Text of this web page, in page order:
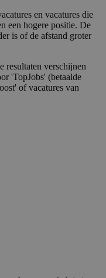
en vacatures die
een hogere positie. De
is of de afstand groter
resultaten verschijnen
'TopJobs' (betaalde
of vacatures van